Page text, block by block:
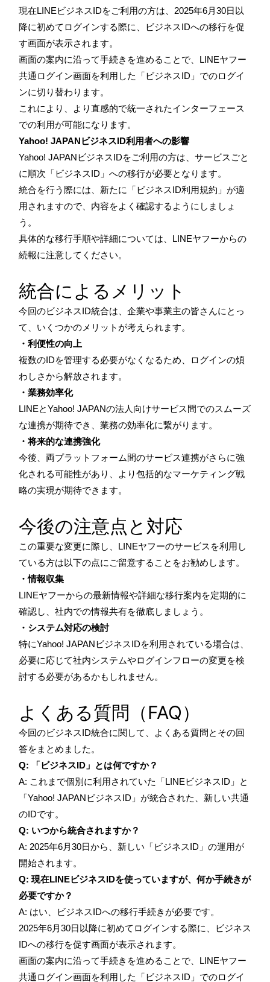
現在LINEビジネスIDをご利用の方は、2025年6月30日以
降に初めてログインする際に、ビジネスIDへの移行を促
す画面が表示されます。
画面の案内に沿って手続きを進めることで、LINEヤフー
共通ログイン画面を利用した「ビジネスID」でのログイ
ンに切り替わります。
これにより、より直感的で統一されたインターフェース
での利用が可能になります。
Yahoo! JAPANビジネスID利用者への影響
Yahoo! JAPANビジネスIDをご利用の方は、サービスごと
に順次「ビジネスID」への移行が必要となります。
統合を行う際には、新たに「ビジネスID利用規約」が適
用されますので、内容をよく確認するようにしましょ
う。
具体的な移行手順や詳細については、LINEヤフーからの
続報に注意してください。
統合によるメリット
今回のビジネスID統合は、企業や事業主の皆さんにとっ
て、いくつかのメリットが考えられます。
・利便性の向上
複数のIDを管理する必要がなくなるため、ログインの煩
わしさから解放されます。
・業務効率化
LINEとYahoo! JAPANの法人向けサービス間でのスムーズ
な連携が期待でき、業務の効率化に繋がります。
・将来的な連携強化
今後、両プラットフォーム間のサービス連携がさらに強
化される可能性があり、より包括的なマーケティング戦
略の実現が期待できます。
今後の注意点と対応
この重要な変更に際し、LINEヤフーのサービスを利用し
ている方は以下の点にご留意することをお勧めします。
・情報収集
LINEヤフーからの最新情報や詳細な移行案内を定期的に
確認し、社内での情報共有を徹底しましょう。
・システム対応の検討
特にYahoo! JAPANビジネスIDを利用されている場合は、
必要に応じて社内システムやログインフローの変更を検
討する必要があるかもしれません。
よくある質問（FAQ）
今回のビジネスID統合に関して、よくある質問とその回
答をまとめました。
Q: 「ビジネスID」とは何ですか？
A: これまで個別に利用されていた「LINEビジネスID」と
「Yahoo! JAPANビジネスID」が統合された、新しい共通
のIDです。
Q: いつから統合されますか？
A: 2025年6月30日から、新しい「ビジネスID」の運用が
開始されます。
Q: 現在LINEビジネスIDを使っていますが、何か手続きが
必要ですか？
A: はい、ビジネスIDへの移行手続きが必要です。
2025年6月30日以降に初めてログインする際に、ビジネス
IDへの移行を促す画面が表示されます。
画面の案内に沿って手続きを進めることで、LINEヤフー
共通ログイン画面を利用した「ビジネスID」でのログイ